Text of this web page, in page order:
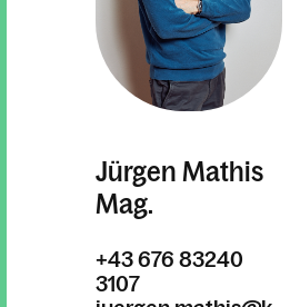
Jürgen Mathis
Mag.
+43 676 83240
3107